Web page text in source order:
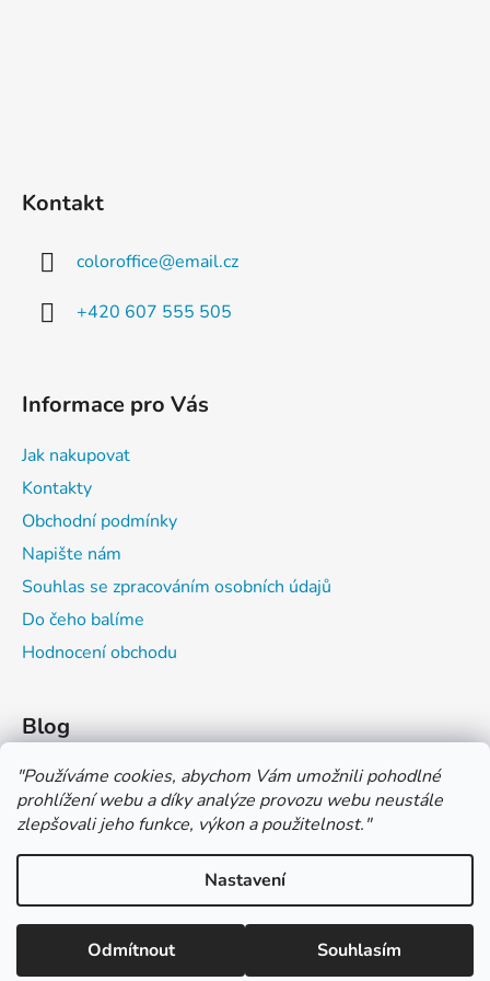
"Používáme cookies, abychom Vám umožnili pohodlné
prohlížení webu a díky analýze provozu webu neustále
zlepšovali jeho funkce, výkon a použitelnost."
Nastavení
Odmítnout Souhlasím
*** TUČNĚ ZVÝRAZNĚNÁ CENA U PRODUKTU JE CENA BEZ DPH
*** Vážení zákazníci, pokud při objednávce zvolíte platbu "PLATBA
NA FAKTURU (PLATBA PŘEDEM)" NEPLAŤTE prosím za zboží
ihned po ukončení objednávky. PLATEBNÍ ÚDAJE VÁM BUDOU
Kontakt
coloroffice@email.cz
+420 607 555 505
Informace pro Vás
Jak nakupovat
Kontakty
Obchodní podmínky
Napište nám
Souhlas se zpracováním osobních údajů
Do čeho balíme
Hodnocení obchodu
Blog
Čím můžeš psát do sešitu?
Jak na číslování sešitů
Značení tvrdosti grafitových tužek
Vytvořil Shoptet
Copyright 2026COLOR OFFICE s.r.o.. Všechna práva